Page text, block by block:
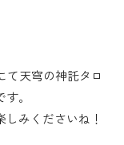
て天穹の神託タロ
。
みくださいね！